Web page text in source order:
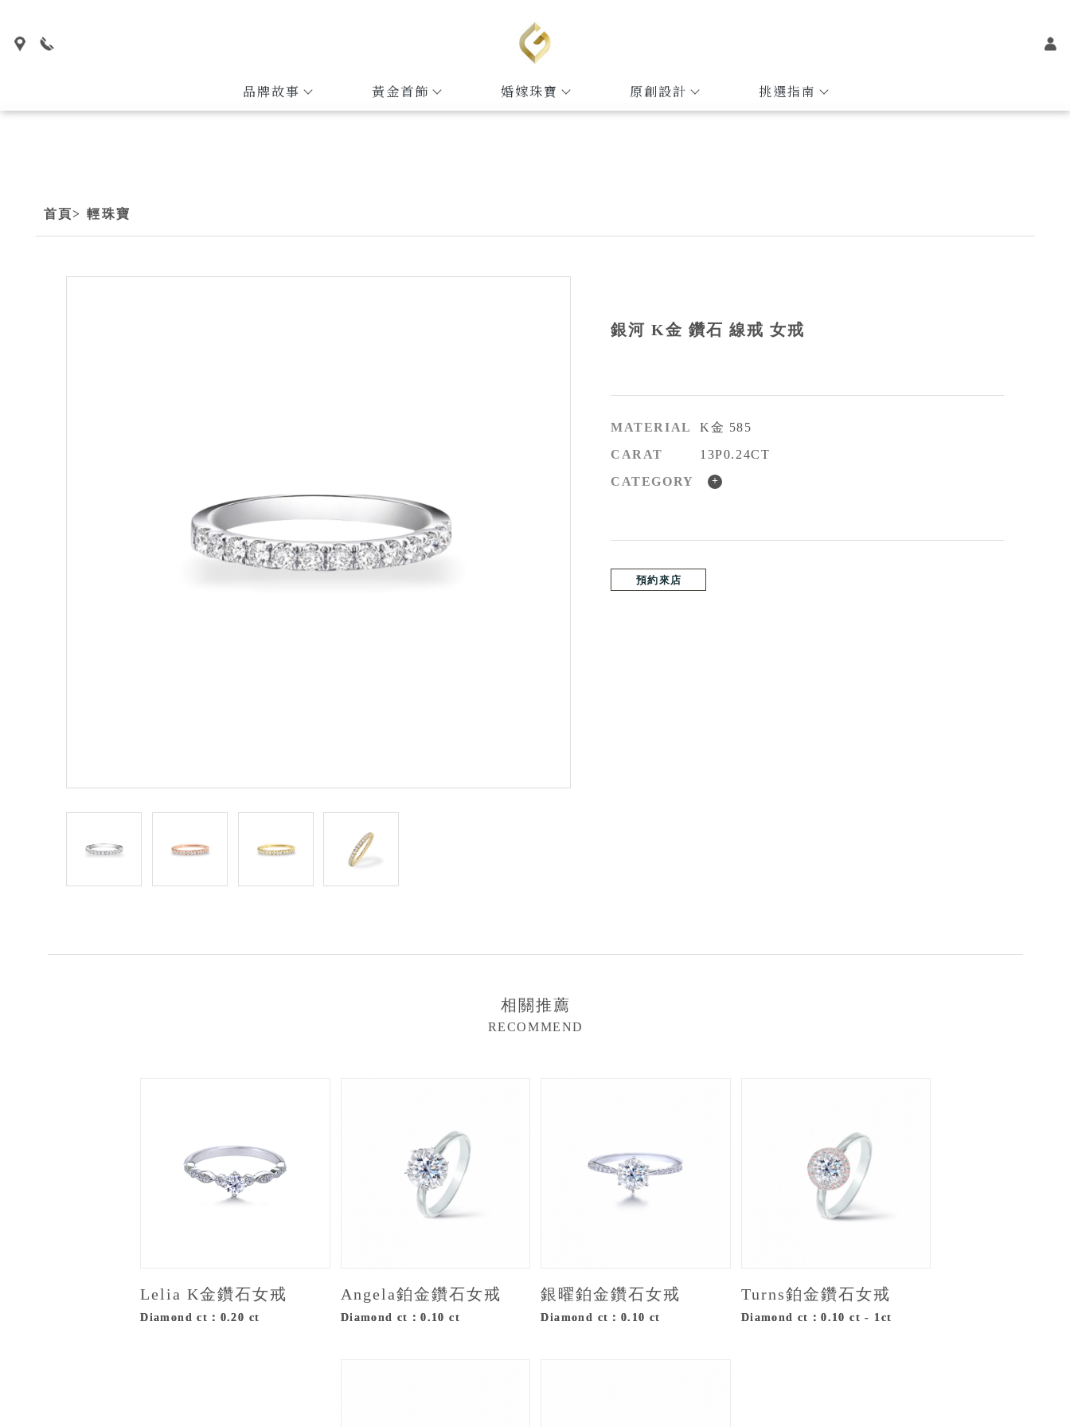
品牌故事 黃金首飾 婚嫁珠寶 原創設計 挑選指南
首頁> 輕珠寶
銀河 K金 鑽石 線戒 女戒
MATERIAL
K金 585
CARAT
13P0.24CT
CATEGORY
+
預約來店
相關推薦
RECOMMEND
Lelia K金鑽石女戒
Diamond ct：0.20 ct
Angela鉑金鑽石女戒
Diamond ct：0.10 ct
銀曜鉑金鑽石女戒
Diamond ct：0.10 ct
Turns鉑金鑽石女戒
Diamond ct：0.10 ct - 1ct